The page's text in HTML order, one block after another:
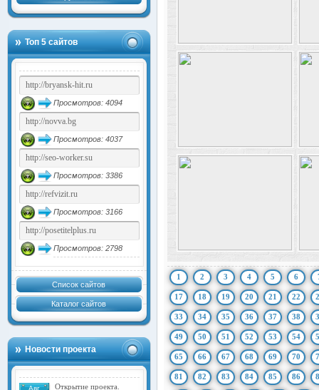
Топ 5 сайтов
Просмотров: 4094
Просмотров: 4037
Просмотров: 3386
Просмотров: 3166
Просмотров: 2798
Список сайтов
Каталог сайтов
Новости проекта
Авг
Открытие проекта.
1 2 3 4 5 6
17 18 19 20 21 22
33 34 35 36 37 38
49 50 51 52 53 54
65 66 67 68 69 70
81 82 83 84 85 86